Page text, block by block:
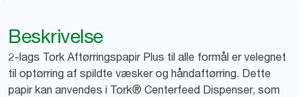
Beskrivelse
2-lags Tork Aftørringspapir Plus til alle formål er velegnet
til optørring af spildte væsker og håndaftørring. Dette
papir kan anvendes i Tork® Centerfeed Dispenser, som